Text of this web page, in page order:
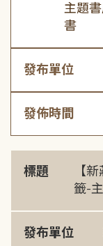
主題
書
發布單位
發佈時間
標題
【
籤-
發布單位